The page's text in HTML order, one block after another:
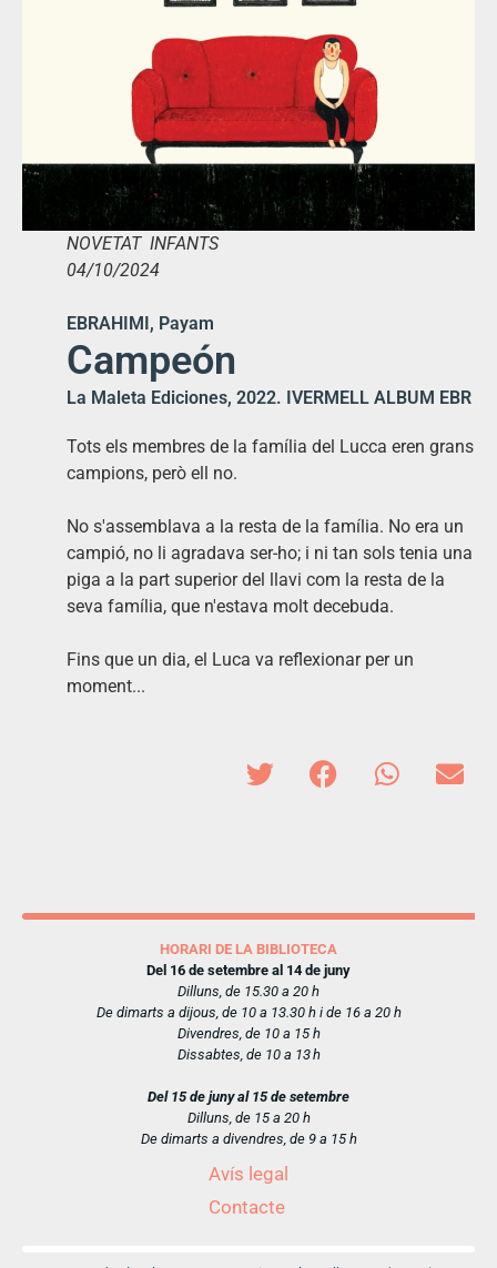
NOVETAT INFANTS
04/10/2024
EBRAHIMI, Payam
Campeón
La Maleta Ediciones, 2022. IVERMELL ALBUM EBR
Tots els membres de la família del Lucca eren grans
campions, però ell no.
No s'assemblava a la resta de la família. No era un
campió, no li agradava ser-ho; i ni tan sols tenia una
piga a la part superior del llavi com la resta de la
seva família, que n'estava molt decebuda.
Fins que un dia, el Luca va reflexionar per un
moment...
HORARI DE LA BIBLIOTECA
Del 16 de setembre al 14 de juny
Dilluns, de 15.30 a 20 h
De dimarts a dijous, de 10 a 13.30 h i de 16 a 20 h
Divendres, de 10 a 15 h
Dissabtes, de 10 a 13 h
Del 15 de juny al 15 de setembre
Dilluns, de 15 a 20 h
De dimarts a divendres, de 9 a 15 h
Avís legal
Contacte